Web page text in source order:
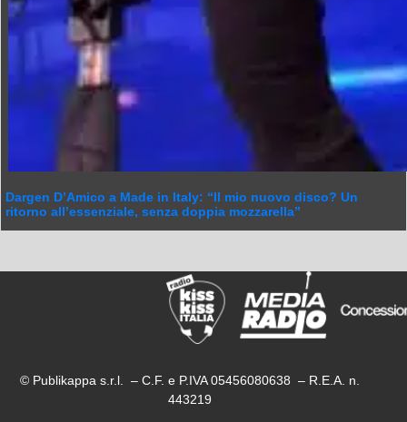
Dargen D’Amico a Made in Italy: “Il mio nuovo disco? Un
ritorno all’essenziale, senza doppia mozzarella”
© Publikappa s.r.l. – C.F. e P.IVA 05456080638 – R.E.A. n.
443219